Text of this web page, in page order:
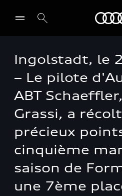
Ingolstadt, le
– Le pilote
ABT
Grassi, a
précieux
cinquième
saison de
une 7ème